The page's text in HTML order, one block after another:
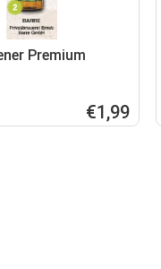
Premium
€1,99